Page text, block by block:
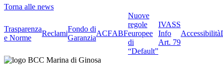
Torna alle news
Trasparenza
e Norme
Reclami
Fondo di
Garanzia
ACFABF
Nuove
regole
europee
di
“Default”
IVASS
Info
Art. 79
Accessibilità